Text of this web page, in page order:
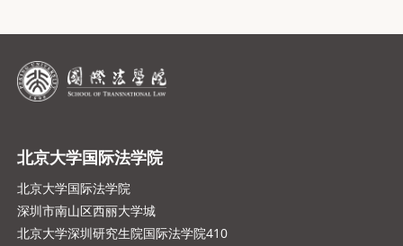
北京大学国际法学院
北京大学国际法学院
深圳市南山区西丽大学城
北京大学深圳研究生院国际法学院410